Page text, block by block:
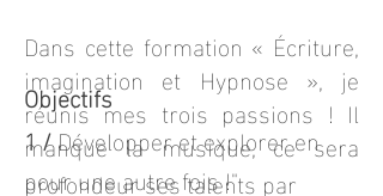
Dans cette formation « Écriture,
imagination et Hypnose », je
réunis mes trois passions ! Il
manque la musique, ce sera
pour une autre fois !"
Objectifs
1 /Développer et explorer en
profondeur ses talents par